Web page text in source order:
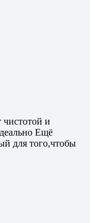
и
Ещё
для того,чтобы